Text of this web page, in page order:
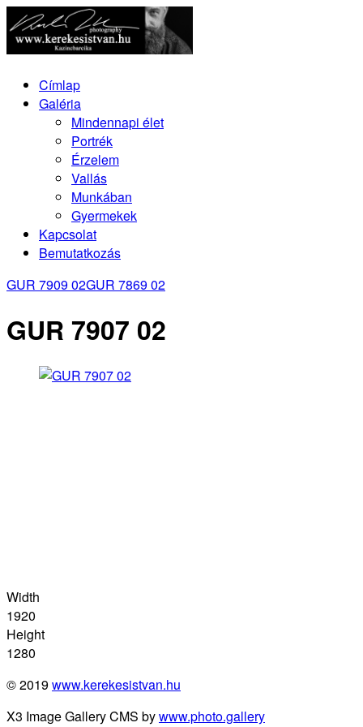
Címlap
Galéria
Mindennapi élet
Portrék
Érzelem
Vallás
Munkában
Gyermekek
Kapcsolat
Bemutatkozás
GUR 7909 02GUR 7869 02
GUR 7907 02
Width
1920
Height
1280
© 2019www.kerekesistvan.hu
X3 Image Gallery CMS bywww.photo.gallery